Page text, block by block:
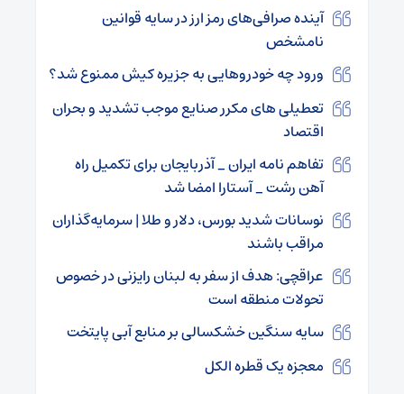
آینده صرافی‌های رمز ارز در سایه قوانین
نامشخص
ورود چه خودروهایی به جزیره کیش ممنوع شد؟
تعطیلی های مکرر صنایع موجب تشدید و بحران
اقتصاد
تفاهم نامه ایران _ آذربایجان برای تکمیل راه
آهن رشت _ آستارا امضا شد
نوسانات شدید بورس، دلار و طلا | سرمایه‌گذاران
مراقب باشند
عراقچی: هدف از سفر به لبنان رایزنی در خصوص
تحولات منطقه است
سایه سنگین خشکسالی بر منابع آبی پایتخت
معجزه یک قطره ‌الکل